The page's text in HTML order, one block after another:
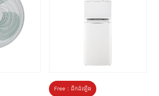
Free : ដឹកដំឡើង